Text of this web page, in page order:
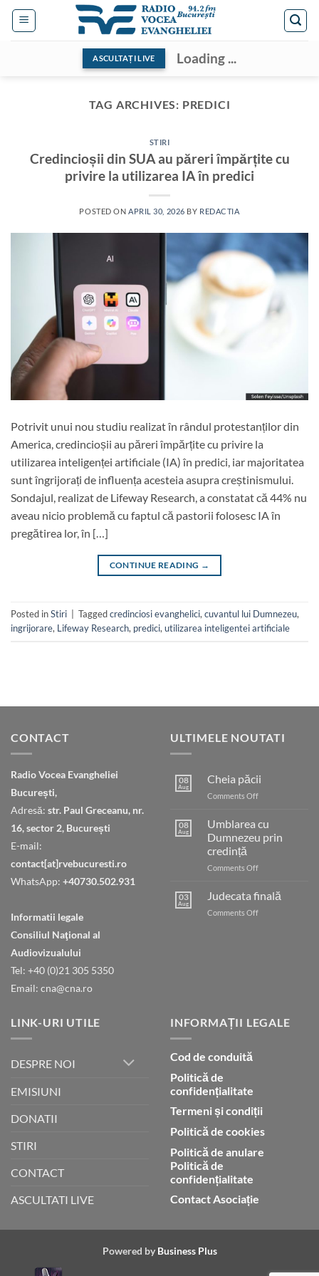
Skip
ASCULTAȚI LIVE Loading ...
TAG ARCHIVES: PREDICI
STIRI
Credincioșii din SUA au păreri împărțite cu
privire la utilizarea IA în predici
POSTED ON APRIL 30, 2026 BY REDACTIA
Potrivit unui nou studiu realizat în rândul protestanților din
America, credincioșii au păreri împărțite cu privire la
utilizarea inteligenței artificiale (IA) în predici, iar majoritatea
sunt îngrijorați de influența acesteia asupra creștinismului.
Sondajul, realizat de Lifeway Research, a constatat că 44% nu
aveau nicio problemă cu faptul că pastorii folosesc IA în
pregătirea lor, în […]
CONTINUE READING →
Posted inStiri Taggedcredinciosi evanghelici, cuvantul lui Dumnezeu,
ingrijorare, Lifeway Research, predici, utilizarea inteligentei artificiale
CONTACT
Radio Vocea Evangheliei
București,
Adresă: str. Paul Greceanu, nr.
16, sector 2, București
E-mail:
contact[at]rvebucuresti.ro
WhatsApp: +40730.502.931
Informatii legale
Consiliul Naţional al
Audiovizualului
Tel: +40 (0)21 305 5350
Email: cna@cna.ro
ULTIMELE NOUTATI
08
Aug
Cheia păcii
Comments Offon
08
Aug
Umblarea cu
Dumnezeu prin
credință
Comments Offon
cu
Dumnezeu
prin
03
Aug
Judecata finală
Comments Offon
LINK-URI UTILE
DESPRE NOI
EMISIUNI
DONATII
STIRI
CONTACT
ASCULTATI LIVE
INFORMAȚII LEGALE
Cod de conduită
Politică de
confidențialitate
Termeni și condiții
Politică de cookies
Politică de anulare
Politică de
confidențialitate
Contact Asociație
Powered by Business Plus